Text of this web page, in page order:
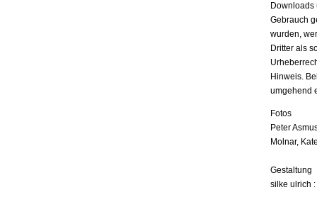
Downloads
Gebrauch
wurden,
Dritter als
Hinweis.
umgehend
Fotos
Peter
Molnar,
Gestaltung
silke ulrich